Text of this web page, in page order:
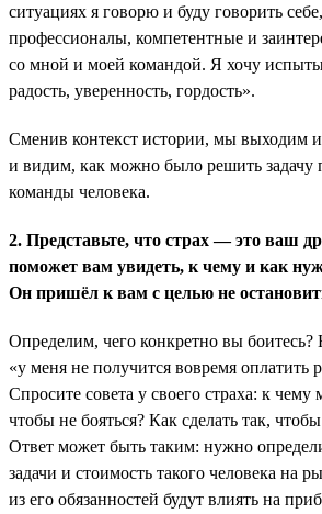
ситуациях я говорю и буду говорить
профессионалы, компетентные и
со мной и моей командой. Я хочу
радость, уверенность, гордость».
Сменив контекст истории, мы выходим
и видим, как можно было решить задачу
команды человека.
2. Представьте, что страх — это ваш
поможет вам увидеть, к чему и как
Он пришёл к вам с целью не
Определим, чего конкретно вы боитесь?
«у меня не получится вовремя оплатить
Спросите совета у своего страха: к чему
чтобы не бояться? Как сделать так,
Ответ может быть таким: нужно
задачи и стоимость такого человека на
из его обязанностей будут влиять на